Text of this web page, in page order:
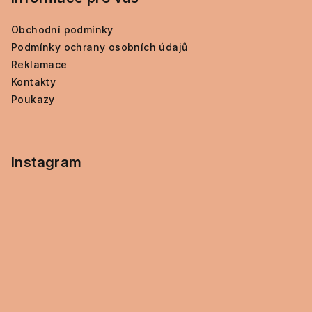
Obchodní podmínky
Podmínky ochrany osobních údajů
Reklamace
Kontakty
Poukazy
Instagram